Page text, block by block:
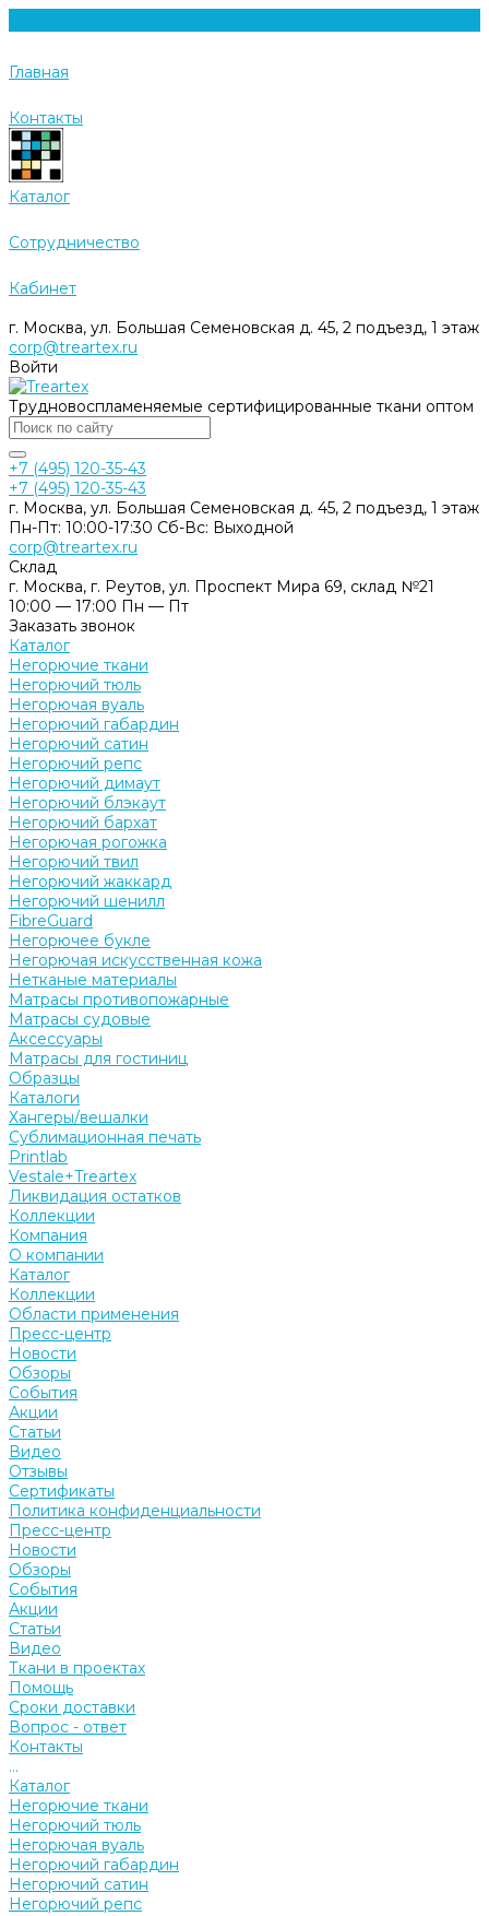
Главная
Контакты
Каталог
Cотрудничество
Кабинет
г. Москва, ул. Большая Семеновская д. 45, 2 подъезд, 1 этаж
corp@treartex.ru
Войти
Трудновоспламеняемые сертифицированные ткани оптом
+7 (495) 120-35-43
+7 (495) 120-35-43
г. Москва, ул. Большая Семеновская д. 45, 2 подъезд, 1 этаж
Пн-Пт: 10:00-17:30 Cб-Вс: Выходной
corp@treartex.ru
Склад
г. Москва, г. Реутов, ул. Проспект Мира 69, склад №21
10:00 — 17:00 Пн — Пт
Заказать звонок
Каталог
Негорючие ткани
Негорючий тюль
Негорючая вуаль
Негорючий габардин
Негорючий сатин
Негорючий репс
Негорючий димаут
Негорючий блэкаут
Негорючий бархат
Негорючая рогожка
Негорючий твил
Негорючий жаккард
Негорючий шенилл
FibreGuard
Негорючее букле
Негорючая искусственная кожа
Нетканые материалы
Матрасы противопожарные
Матрасы судовые
Аксессуары
Матрасы для гостиниц
Образцы
Каталоги
Хангеры/вешалки
Сублимационная печать
Printlab
Vestale+Treartex
Ликвидация остатков
Коллекции
Компания
О компании
Каталог
Коллекции
Области применения
Пресс-центр
Новости
Обзоры
События
Акции
Статьи
Видео
Отзывы
Сертификаты
Политика конфиденциальности
Пресс-центр
Новости
Обзоры
События
Акции
Статьи
Видео
Ткани в проектах
Помощь
Сроки доставки
Вопрос - ответ
Контакты
...
Каталог
Негорючие ткани
Негорючий тюль
Негорючая вуаль
Негорючий габардин
Негорючий сатин
Негорючий репс